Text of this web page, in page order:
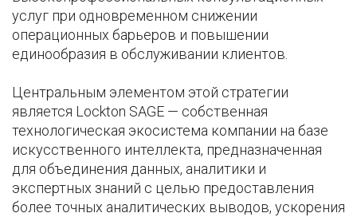
услуг при одновременном снижении
операционных барьеров и повышении
единообразия в обслуживании клиентов.
Центральным элементом этой стратегии
является Lockton SAGE — собственная
технологическая экосистема компании на базе
искусственного интеллекта, предназначенная
для объединения данных, аналитики и
экспертных знаний с целью предоставления
более точных аналитических выводов, ускорения